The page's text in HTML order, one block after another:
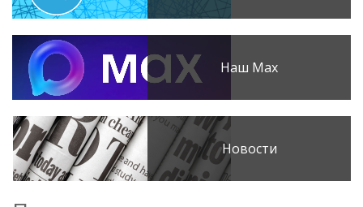
Наш Max
Новости